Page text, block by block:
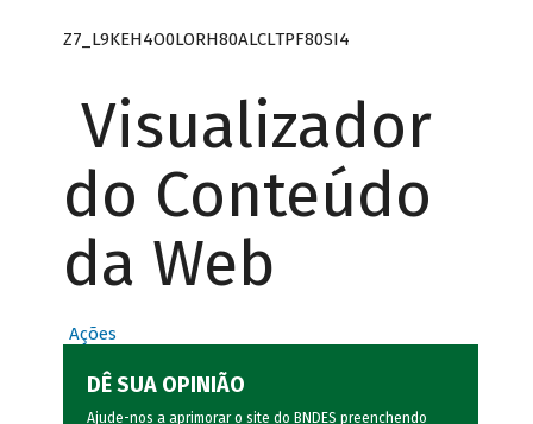
Z7_L9KEH4O0LORH80ALCLTPF80SI4
Visualizador
do Conteúdo
da Web
Ações
DÊ SUA OPINIÃO
Ajude-nos a aprimorar o site do BNDES preenchendo